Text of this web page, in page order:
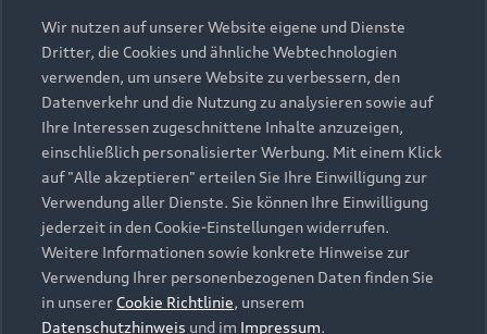
Alle Modelle
Modelle vergleichen
Elektromodelle
Plug-in-Hybride
Kaufen & leasen
Neuwagensuche
Gebrauchtwagensuche
Gebrauchtwagen
Finanzierung
Aktionen & Angebote
Geschäftskunden
Service & Zubehör
Saisonale Angebote
Audi Services
Garantie
Audi digital services
Support
Kundenservice
Händlersuche
Audi Code
Über Audi
Unternehmen
Karriere
Wir nutzen auf unserer Website eigene und Dienste
Dritter, die Cookies und ähnliche Webtechnologien
verwenden, um unsere Website zu verbessern, den
Datenverkehr und die Nutzung zu analysieren sowie auf
Ihre Interessen zugeschnittene Inhalte anzuzeigen,
einschließlich personalisierter Werbung. Mit einem Klick
auf "Alle akzeptieren" erteilen Sie Ihre Einwilligung zur
Verwendung aller Dienste. Sie können Ihre Einwilligung
jederzeit in den Cookie-Einstellungen widerrufen.
Weitere Informationen sowie konkrete Hinweise zur
Verwendung Ihrer personenbezogenen Daten finden Sie
in unserer Cookie Richtlinie, unserem
Datenschutzhinweis und im Impressum.